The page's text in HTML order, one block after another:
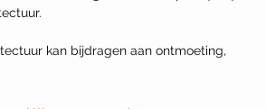
kan bijdragen aan ontmoeting,